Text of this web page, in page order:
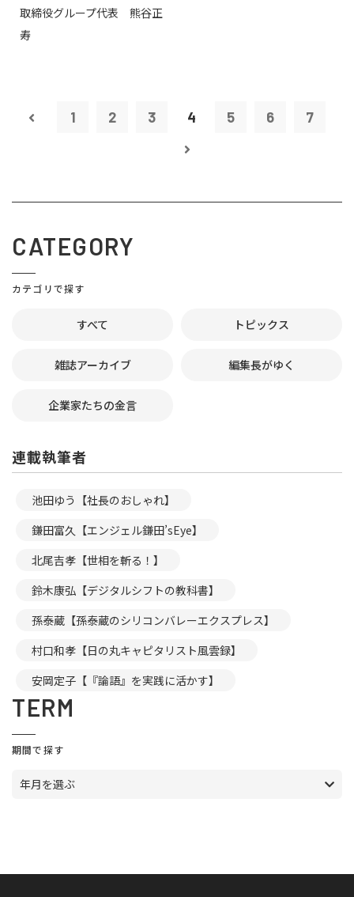
取締役グループ代表 熊谷正
寿
1 2 3 4 5 6 7
CATEGORY
カテゴリで探す
すべて トピックス
雑誌アーカイブ 編集長がゆく
企業家たちの金言
連載執筆者
池田ゆう【社長のおしゃれ】
鎌田富久【エンジェル鎌田’sEye】
北尾吉孝【世相を斬る！】
鈴木康弘【デジタルシフトの教科書】
孫泰蔵【孫泰蔵のシリコンバレーエクスプレス】
村口和孝【日の丸キャピタリスト風雲録】
安岡定子【『論語』を実践に活かす】
TERM
期間で探す
年月を選ぶ